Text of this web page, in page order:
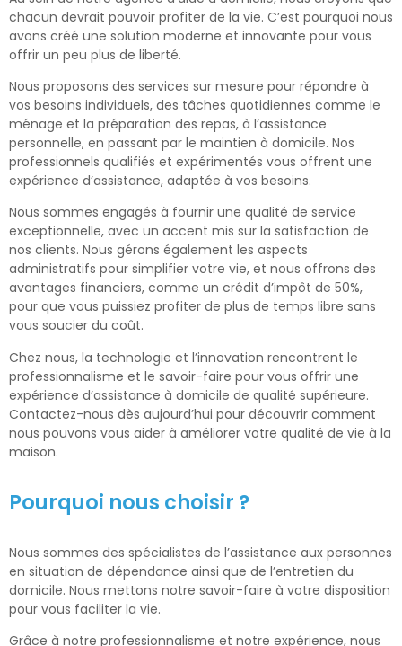
chacun devrait pouvoir profiter de la vie. C’est pourquoi nous
avons créé une solution moderne et innovante pour vous
offrir un peu plus de liberté.
Nous proposons des services sur mesure pour répondre à
vos besoins individuels, des tâches quotidiennes comme le
ménage et la préparation des repas, à l’assistance
personnelle, en passant par le maintien à domicile. Nos
professionnels qualifiés et expérimentés vous offrent une
expérience d’assistance, adaptée à vos besoins.
Nous sommes engagés à fournir une qualité de service
exceptionnelle, avec un accent mis sur la satisfaction de
nos clients. Nous gérons également les aspects
administratifs pour simplifier votre vie, et nous offrons des
avantages financiers, comme un crédit d’impôt de 50%,
pour que vous puissiez profiter de plus de temps libre sans
vous soucier du coût.
Chez nous, la technologie et l’innovation rencontrent le
professionnalisme et le savoir-faire pour vous offrir une
expérience d’assistance à domicile de qualité supérieure.
Contactez-nous dès aujourd’hui pour découvrir comment
nous pouvons vous aider à améliorer votre qualité de vie à la
maison.
Pourquoi nous choisir ?
Nous sommes des spécialistes de l’assistance aux personnes
en situation de dépendance ainsi que de l’entretien du
domicile. Nous mettons notre savoir-faire à votre disposition
pour vous faciliter la vie.
Grâce à notre professionnalisme et notre expérience, nous